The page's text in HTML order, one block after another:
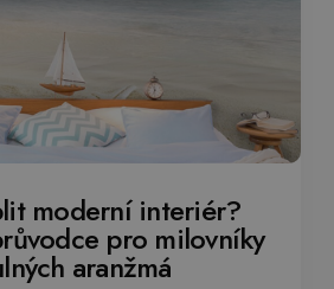
moderní interiér?
pro milovníky
aranžmá